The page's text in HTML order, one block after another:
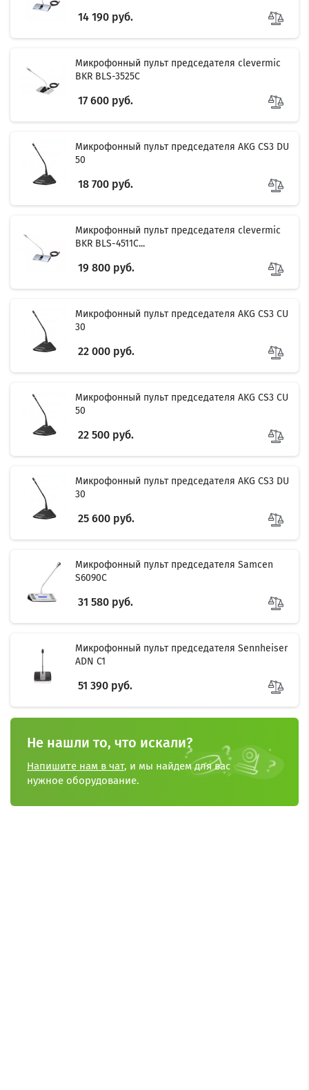
14 190 руб.
Микрофонный пульт председателя clevermic
BKR BLS-3525C
17 600 руб.
Микрофонный пульт председателя AKG CS3 DU
50
18 700 руб.
Микрофонный пульт председателя clevermic
BKR BLS-4511C...
19 800 руб.
Микрофонный пульт председателя AKG CS3 CU
30
22 000 руб.
Микрофонный пульт председателя AKG CS3 CU
50
22 500 руб.
Микрофонный пульт председателя AKG CS3 DU
30
25 600 руб.
Микрофонный пульт председателя Samcen
S6090C
31 580 руб.
Микрофонный пульт председателя Sennheiser
ADN C1
51 390 руб.
Не нашли то, что искали?
Напишите нам в чат, и мы найдем для вас
нужное оборудование.